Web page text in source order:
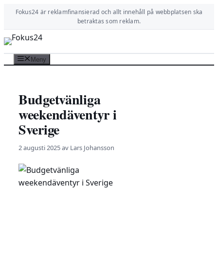
Hoppa
innehåll
Fokus24 är reklamfinansierad och allt innehåll på webbplatsen ska
betraktas som reklam.
Meny
Budgetvänliga
weekendäventyr i
Sverige
2 augusti 2025av Lars Johansson